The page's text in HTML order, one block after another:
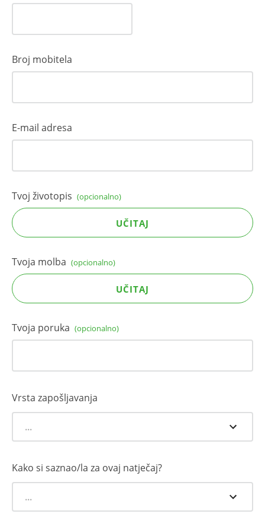
Broj mobitela
E-mail adresa
Tvoj životopis (opcionalno)
UČITAJ
Tvoja molba (opcionalno)
UČITAJ
Tvoja poruka (opcionalno)
Vrsta zapošljavanja
...
Kako si saznao/la za ovaj natječaj?
...